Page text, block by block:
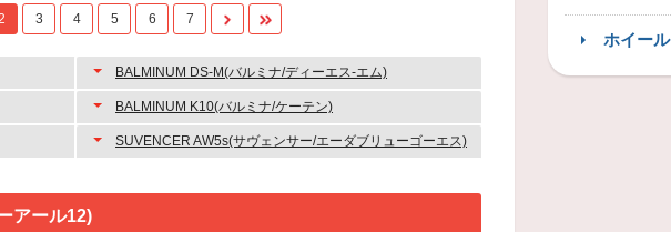
3 4 5 6 7
BALMINUM DS-M(バルミナ/ディーエス-エム)
BALMINUM K10(バルミナ/ケーテン)
SUVENCER AW5s(サヴェンサー/エーダブリューゴーエス)
アール12)
ホイール